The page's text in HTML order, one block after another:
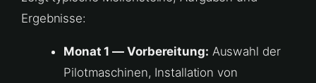
Ergebnisse:
Monat 1 — Vorbereitung: Auswahl der
Pilotmaschinen, Installation von